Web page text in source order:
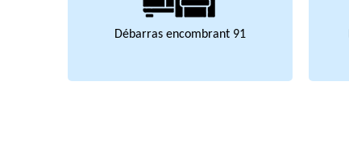
Débarras encombrant 91